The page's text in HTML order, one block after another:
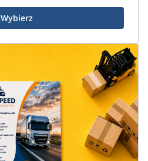
Wybierz